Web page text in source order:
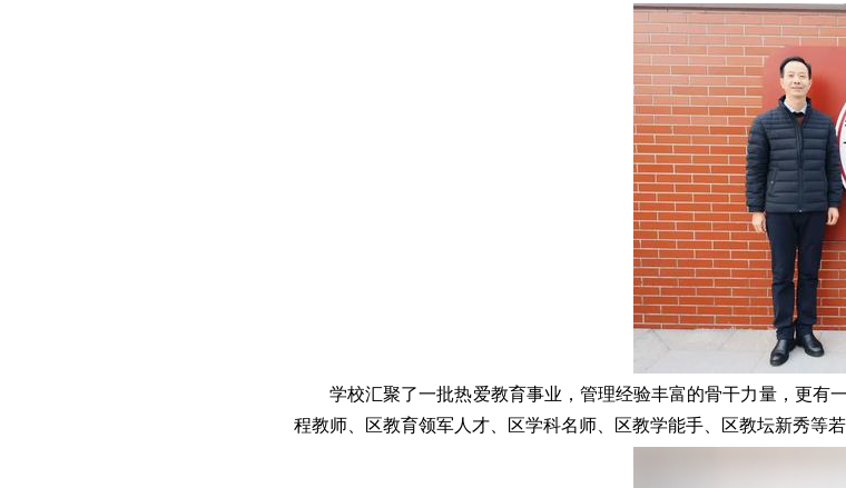
学校汇聚了一批热爱教育事业，管理经验丰富的骨干力量，更有
程教师、区教育领军人才、区学科名师、区教学能手、区教坛新秀等